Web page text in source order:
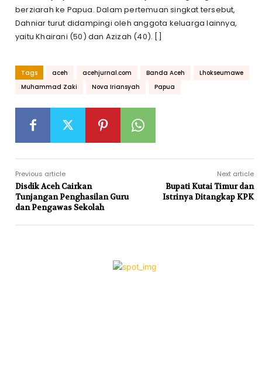
berziarah ke Papua. Dalam pertemuan singkat tersebut,
Dahniar turut didampingi oleh anggota keluarga lainnya,
yaitu Khairani (50) dan Azizah (40). []
Tags aceh acehjurnal.com Banda Aceh
Lhokseumawe
Muhammad Zaki
Nova Iriansyah Papua
Previous article
Disdik Aceh Cairkan
Tunjangan Penghasilan Guru
dan Pengawas Sekolah
Next article
Bupati Kutai Timur dan
Istrinya Ditangkap KPK